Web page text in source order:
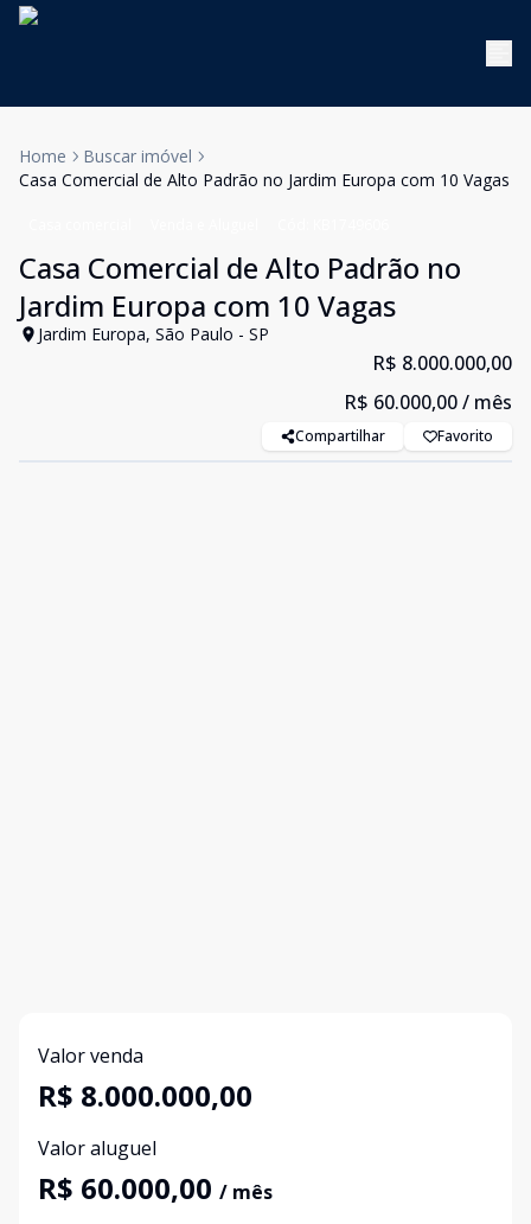
Home
Buscar imóvel
Casa Comercial de Alto Padrão no Jardim Europa com 10 Vagas
Casa Comercial de Alto Padrão no
Jardim Europa com 10 Vagas
Jardim Europa, São Paulo - SP
R$ 8.000.000,00
R$ 60.000,00/ mês
Compartilhar Favorito
Valor venda
R$ 8.000.000,00
Valor aluguel
R$ 60.000,00 / mês